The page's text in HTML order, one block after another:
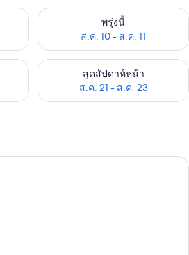
ในคืนนี้ ส.ค. 9 - ส.ค. 10
พรุ่งนี้
ส.ค. 10 - ส.ค. 11
ตรวจสอบจำนวนห้องพักว่างใน
นสุดสัปดาห์นี้ ส.ค. 14 - ส.ค. 16
สุดสัปดาห์หน้า
ส.ค. 21 - ส.ค. 23
ตรวจสอบจำนวนห้องพักว่างใน